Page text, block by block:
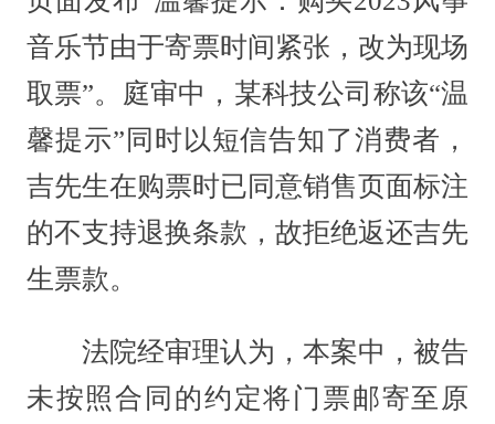
音乐节由于寄票时间紧张，改为现场
取票”。庭审中，某科技公司称该“温
馨提示”同时以短信告知了消费者，
吉先生在购票时已同意销售页面标注
的不支持退换条款，故拒绝返还吉先
生票款。
法院经审理认为，本案中，被告
未按照合同的约定将门票邮寄至原